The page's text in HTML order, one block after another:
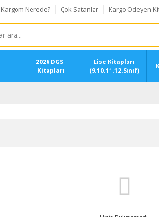
Kargom Nerede? Çok Satanlar Kargo Ödeyen
2026 DGS
Kitapları
Lise Kitapları
(9.10.11.12.Sınıf)